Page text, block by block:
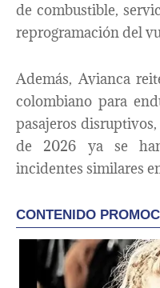
de combustible,
reprogramación del
Además, Avianca
colombiano para
pasajeros
de 2026 ya se
incidentes similares